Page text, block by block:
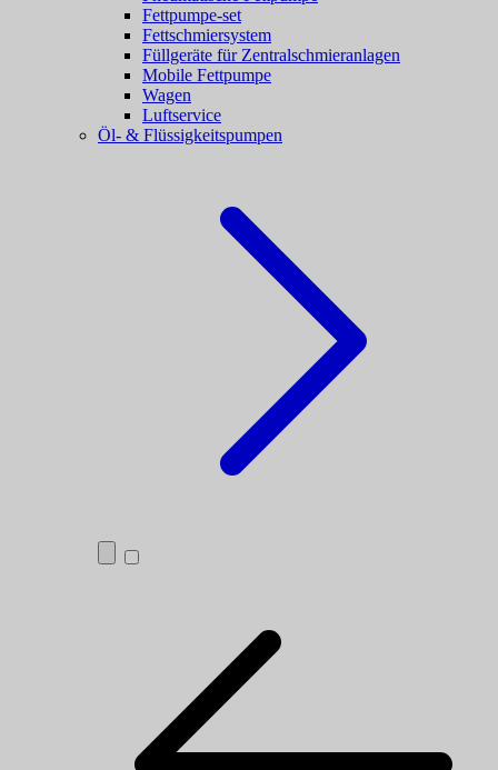
Fettpumpe-set
Fettschmiersystem
Füllgeräte für Zentralschmieranlagen
Mobile Fettpumpe
Wagen
Luftservice
Öl- & Flüssigkeitspumpen